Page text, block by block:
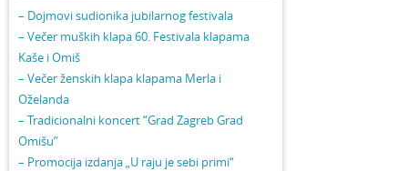
– Dojmovi sudionika jubilarnog festivala
– Večer muških klapa 60. Festivala klapama
Kaše i Omiš
– Večer ženskih klapa klapama Merla i
Oželanda
– Tradicionalni koncert “Grad Zagreb Grad
Omišu”
– Promocija izdanja „U raju je sebi primi“